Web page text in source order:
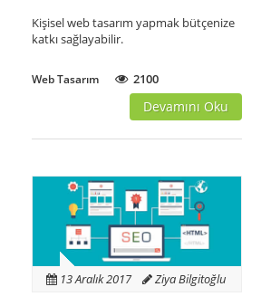
Kişisel web tasarım yapmak bütçenize
katkı sağlayabilir.
Web Tasarım 2100
Devamını Oku
13 Aralık 2017 Ziya Bilgitoğlu